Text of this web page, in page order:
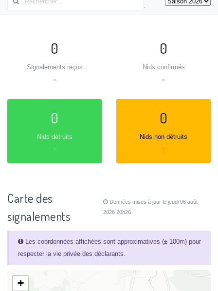
:
0
Signalements reçus
=
0
Nids confirmés
=
0
Nids détruits
=
0
Nids non détruits
=
Carte des
signalements
Données mises à jour le jeudi 06 août
2026 20h26
Les coordonnées affichées sont approximatives (± 100m) pour
respecter la vie privée des déclarants.
+